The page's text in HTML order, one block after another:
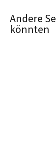
Andere
könnten